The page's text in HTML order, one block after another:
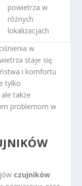
powietrza w
różnych
lokalizacjach
w
staje się
i komfortu
tylko
także
problemom w
czujników